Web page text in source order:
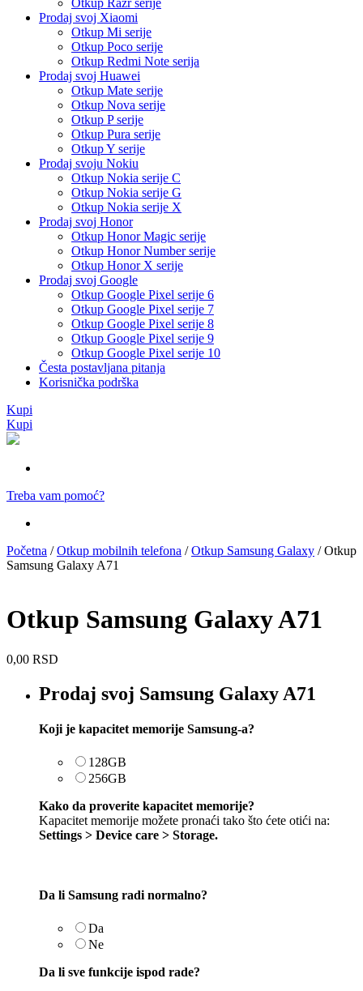
Otkup Razr serije
Prodaj svoj Xiaomi
Otkup Mi serije
Otkup Poco serije
Otkup Redmi Note serija
Prodaj svoj Huawei
Otkup Mate serije
Otkup Nova serije
Otkup P serije
Otkup Pura serije
Otkup Y serije
Prodaj svoju Nokiu
Otkup Nokia serije C
Otkup Nokia serije G
Otkup Nokia serije X
Prodaj svoj Honor
Otkup Honor Magic serije
Otkup Honor Number serije
Otkup Honor X serije
Prodaj svoj Google
Otkup Google Pixel serije 6
Otkup Google Pixel serije 7
Otkup Google Pixel serije 8
Otkup Google Pixel serije 9
Otkup Google Pixel serije 10
Česta postavljana pitanja
Korisnička podrška
Kupi
Kupi
Treba vam pomoć?
Početna /Otkup mobilnih telefona /Otkup Samsung Galaxy / Otkup
Samsung Galaxy A71
Otkup Samsung Galaxy A71
0,00 RSD
Prodaj svoj Samsung Galaxy A71
Koji je kapacitet memorije Samsung-a?
128GB
256GB
Kako da proverite kapacitet memorije?
Kapacitet memorije možete pronaći tako što ćete otići na:
Settings > Device care > Storage.
Da li Samsung radi normalno?
Da
Ne
Da li sve funkcije ispod rade?